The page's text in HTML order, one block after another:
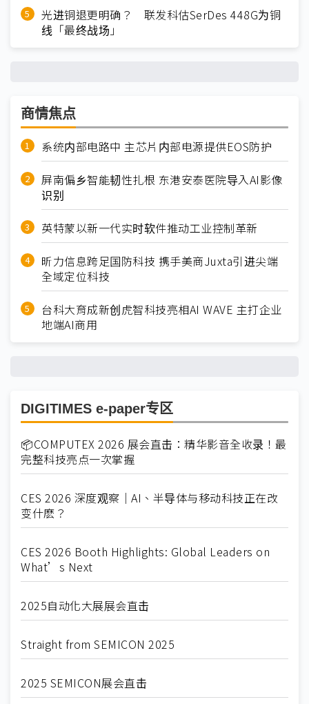
光进铜退更明确？ 联发科估SerDes 448G为铜
线「最终战场」
商情焦点
系统内部电路中 主芯片内部电源提供EOS防护
屏南偏乡智能韧性扎根 东港安泰医院导入AI影像
识别
英特蒙以新一代实时软件推动工业控制革新
昕力信息跨足国防科技 携手美商Juxta引进尖端
全域定位科技
台科大育成新创虎智科技亮相AI WAVE 主打企业
地端AI商用
DIGITIMES e-paper专区
📦COMPUTEX 2026 展会直击：精华影音全收录！最
完整科技亮点一次掌握
CES 2026 深度观察｜AI、半导体与移动科技正在改
变什麽？
CES 2026 Booth Highlights: Global Leaders on
What’s Next
2025自动化大展展会直击
Straight from SEMICON 2025
2025 SEMICON展会直击